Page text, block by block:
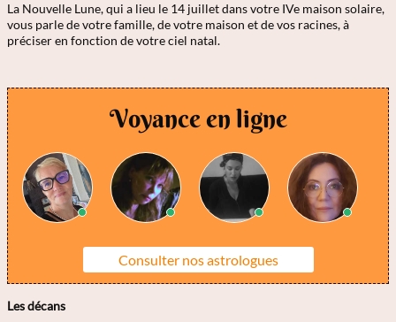
La Nouvelle Lune, qui a lieu le 14 juillet dans votre IVe maison solaire,
vous parle de votre famille, de votre maison et de vos racines, à
préciser en fonction de votre ciel natal.
Voyance en ligne
Consulter nos astrologues
Les décans